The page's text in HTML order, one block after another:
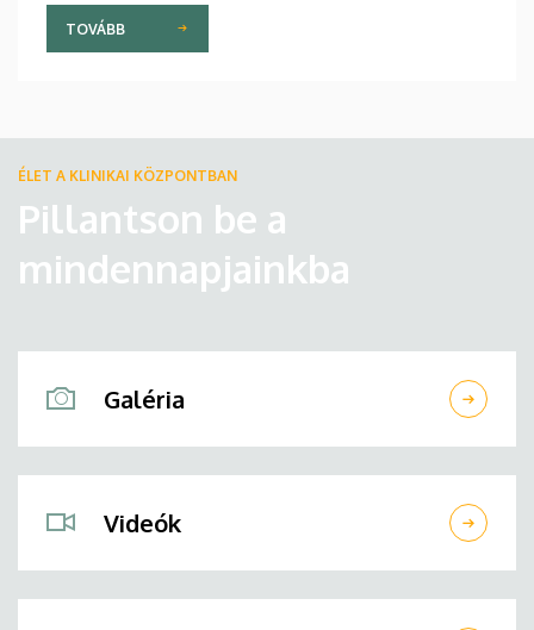
TOVÁBB
ÉLET A KLINIKAI KÖZPONTBAN
Pillantson be a
mindennapjainkba
Galéria
Videók